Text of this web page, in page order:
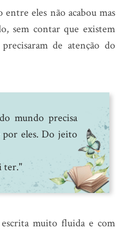
eles não acabou mas
sem contar que existem
de atenção do
mundo precisa
por eles. Do jeito
ter."
muito fluida e com